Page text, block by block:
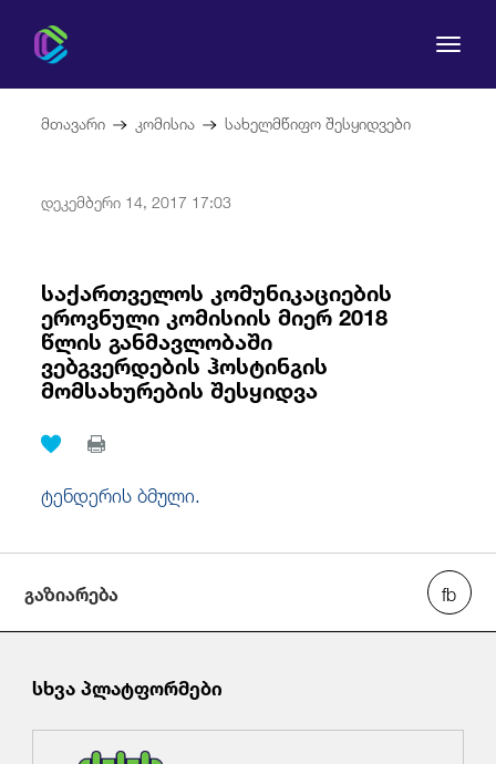
მომხმარებლის უფლებები
რეგულირება
სამართლებრივი აქტები
Eng / ქარ
მთავარი კომისია სახელმწიფო შესყიდვები
დეკემბერი 14, 2017 17:03
საქართველოს კომუნიკაციების
ეროვნული კომისიის მიერ 2018
წლის განმავლობაში
ვებგვერდების ჰოსტინგის
მომსახურების შესყიდვა
ტენდერის ბმული.
გაზიარება
სხვა პლატფორმები